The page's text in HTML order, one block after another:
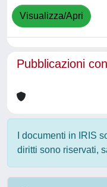
Visualizza/Apri
Pubblicazioni
I documenti in IRIS
diritti sono riservati,